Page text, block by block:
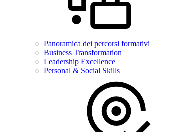
Panoramica dei percorsi formativi
Business Transformation
Leadership Excellence
Personal & Social Skills